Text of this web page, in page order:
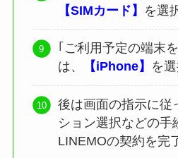
【SIMカード】
を選
｢ご利用予定の端末
は、
【iPhone】 を
後は画面の指示に従
ション選択などの手
LINEMOの契約を完